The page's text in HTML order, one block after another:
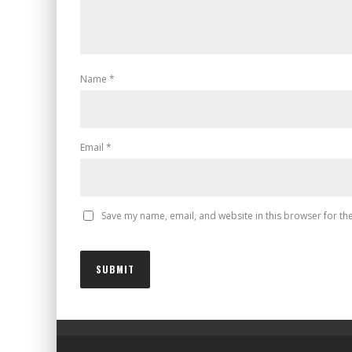
Name *
Email *
Save my name, email, and website in this browser for